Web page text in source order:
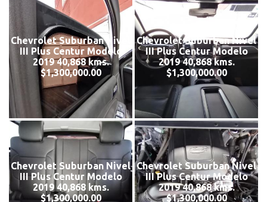
Chevrolet Suburban Nivel
III Plus Centur Modelo
2019 40,868 kms.
$1,300,000.00
Chevrolet Suburban Nivel
III Plus Centur Modelo
2019 40,868 kms.
$1,300,000.00
Chevrolet Suburban Nivel
III Plus Centur Modelo
2019 40,868 kms.
$1,300,000.00
Chevrolet Suburban Nivel
III Plus Centur Modelo
2019 40,868 kms.
$1,300,000.00